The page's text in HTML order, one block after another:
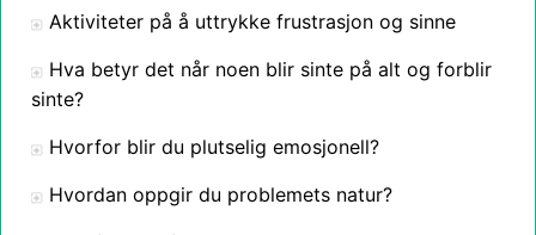
Aktiviteter på å uttrykke frustrasjon og sinne
Hva betyr det når noen blir sinte på alt og forblir
sinte?
Hvorfor blir du plutselig emosjonell?
Hvordan oppgir du problemets natur?